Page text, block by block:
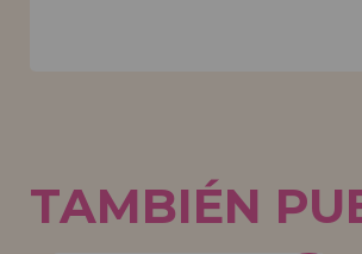
TAMBIÉN